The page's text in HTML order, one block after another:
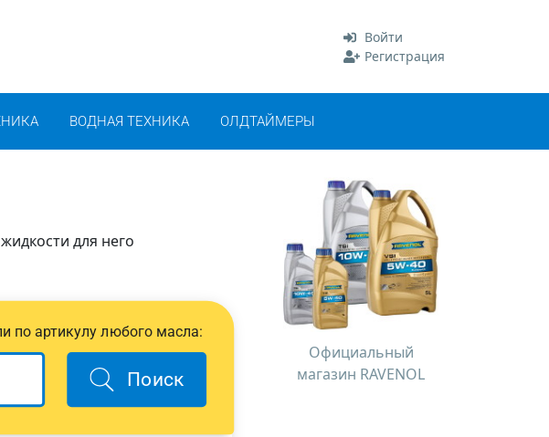
Войти
Регистрация
ВОДНАЯ ТЕХНИКА ОЛДТАЙМЕРЫ
для него
по артикулу любого масла:
Поиск
Официальный
магазин RAVENOL